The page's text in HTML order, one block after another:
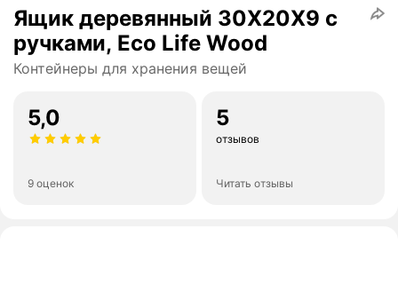
Ящик деревянный 30Х20Х9 с
ручками, Eco Life Wood
Контейнеры для хранения вещей
5,0
9 оценок
5
отзывов
Читать отзывы